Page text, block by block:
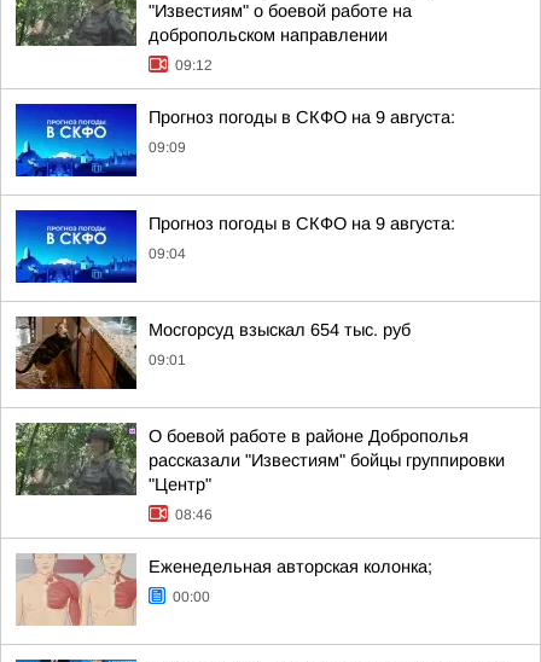
"Известиям" о боевой работе на
добропольском направлении
09:12
Прогноз погоды в СКФО на 9 августа:
09:09
Прогноз погоды в СКФО на 9 августа:
09:04
Мосгорсуд взыскал 654 тыс. руб
09:01
О боевой работе в районе Доброполья
рассказали "Известиям" бойцы группировки
"Центр"
08:46
Еженедельная авторская колонка;
00:00